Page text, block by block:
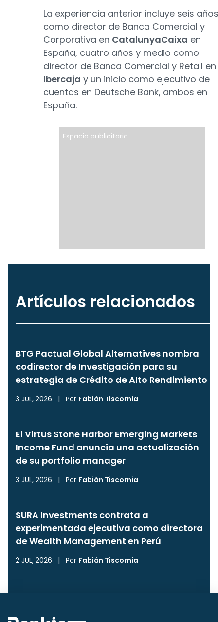
La experiencia anterior incluye seis años
como director de Banca Comercial y
Corporativa en CatalunyaCaixa en
España, cuatro años y medio como
director de Banca Comercial y Retail en
Ibercaja y un inicio como ejecutivo de
cuentas en Deutsche Bank, ambos en
España.
Espacio publicitario
Artículos relacionados
BTG Pactual Global Alternatives nombra
codirector de Investigación para su
estrategia de Crédito de Alto Rendimiento
3 JUL, 2026 | Por Fabián Tiscornia
El Virtus Stone Harbor Emerging Markets
Income Fund anuncia una actualización
de su portfolio manager
3 JUL, 2026 | Por Fabián Tiscornia
SURA Investments contrata a
experimentada ejecutiva como directora
de Wealth Management en Perú
2 JUL, 2026 | Por Fabián Tiscornia